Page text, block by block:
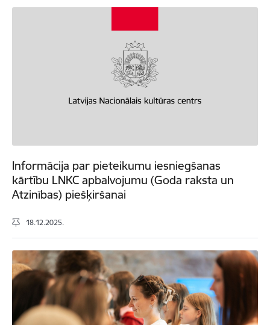
Informācija par pieteikumu iesniegšanas
kārtību LNKC apbalvojumu (Goda raksta un
Atzinības) piešķiršanai
18.12.2025.